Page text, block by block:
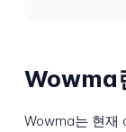
Wowma
Wowma는 현재